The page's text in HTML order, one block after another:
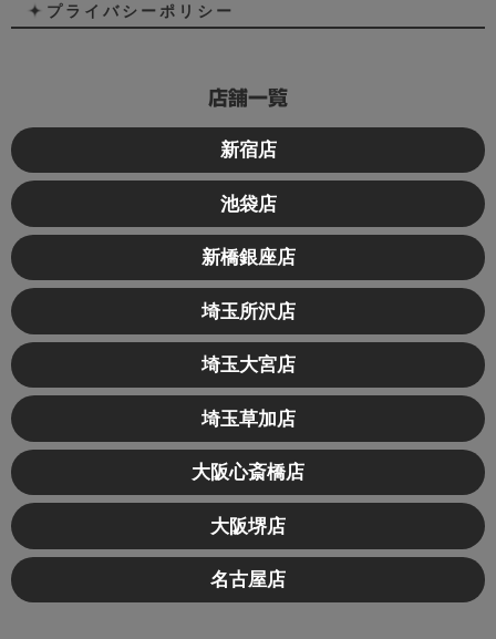
プライバシーポリシー
店舗一覧
新宿店
池袋店
新橋銀座店
埼玉所沢店
埼玉大宮店
埼玉草加店
大阪心斎橋店
大阪堺店
名古屋店